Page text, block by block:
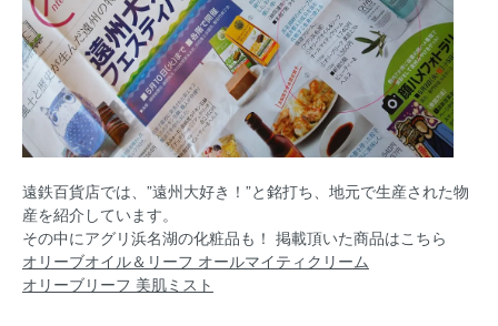
遠鉄百貨店では、”遠州大好き！”と銘打ち、地元で生産された物
産を紹介しています。
その中にアグリ浜名湖の化粧品も！ 掲載頂いた商品はこちら
オリーブオイル＆リーフ オールマイティクリーム
オリーブリーフ 美肌ミスト